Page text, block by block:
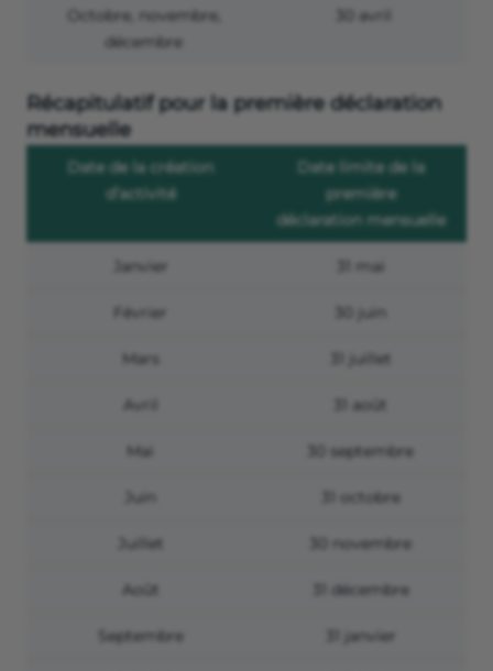
Octobre, novembre,
décembre
30 avril
Récapitulatif pour la première déclaration
mensuelle
Date de la création
d’activité
Date limite de la
première
déclaration mensuelle
Janvier 31 mai
Février 30 juin
Mars 31 juillet
Avril 31 août
Mai 30 septembre
Juin 31 octobre
Juillet 30 novembre
Août 31 décembre
Septembre 31 janvier